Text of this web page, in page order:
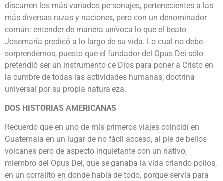
discurren los más variados personajes, pertenecientes a las
más diversas razas y naciones, pero con un denominador
común: entender de manera unívoca lo que el beato
Josemaría predicó a lo largo de su vida. Lo cual no debe
sorprendernos, puesto que el fundador del Opus Dei sólo
pretendió ser un instrumento de Dios para poner a Cristo en
la cumbre de todas las actividades humanas, doctrina
universal por su propia naturaleza.
DOS HISTORIAS AMERICANAS
Recuerdo que en uno de mis primeros viajes coincidí en
Guatemala en un lugar de no fácil acceso, al pie de bellos
volcanes pero de aspecto inquietante con un nativo,
miembro del Opus Dei, que se ganaba la vida criando pollos,
en un corralito en donde había de todo, porque servía para